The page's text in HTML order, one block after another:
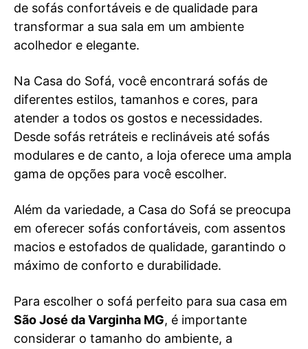
de sofás confortáveis e de qualidade para
transformar a sua sala em um ambiente
acolhedor e elegante.
Na Casa do Sofá, você encontrará sofás de
diferentes estilos, tamanhos e cores, para
atender a todos os gostos e necessidades.
Desde sofás retráteis e reclináveis até sofás
modulares e de canto, a loja oferece uma ampla
gama de opções para você escolher.
Além da variedade, a Casa do Sofá se preocupa
em oferecer sofás confortáveis, com assentos
macios e estofados de qualidade, garantindo o
máximo de conforto e durabilidade.
Para escolher o sofá perfeito para sua casa em
São José da Varginha MG, é importante
considerar o tamanho do ambiente, a